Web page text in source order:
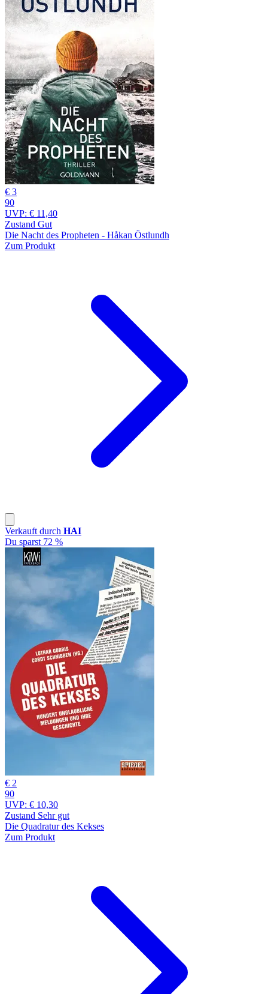
€ 3
90
UVP: € 11,40
Zustand Gut
Die Nacht des Propheten - Håkan Östlundh
Zum Produkt
Verkauft durch HAI
Du sparst 72 %
€ 2
90
UVP: € 10,30
Zustand Sehr gut
Die Quadratur des Kekses
Zum Produkt